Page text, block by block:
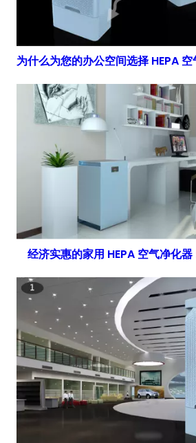
经济实惠的家用 HEPA 空气净化